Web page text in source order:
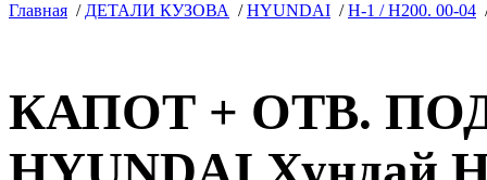
Главная / ДЕТАЛИ КУЗОВА /HYUNDAI /H-1 / H200. 00-04
КАПОТ + ОТВ.